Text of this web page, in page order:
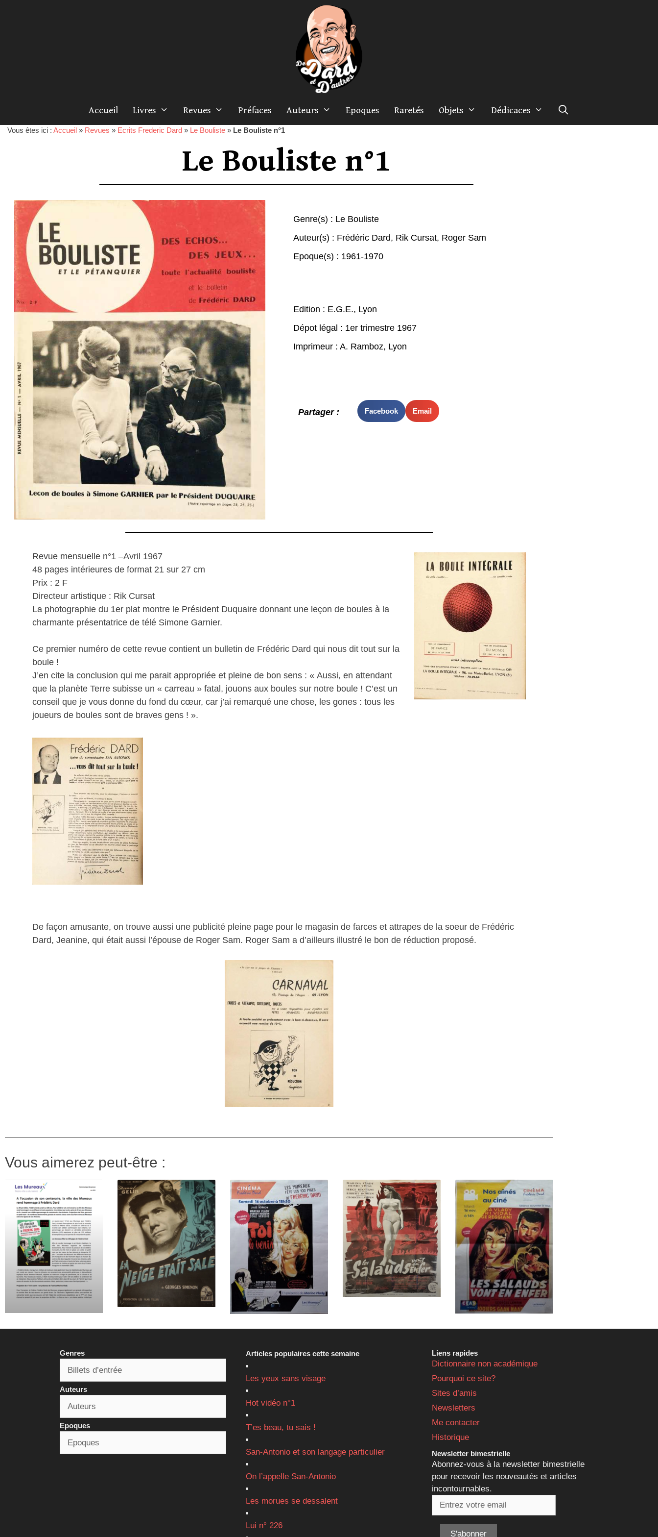
Accueil Livres Revues Préfaces Auteurs Epoques Raretés Objets Dédicaces
Vous êtes ici : Accueil » Revues » Ecrits Frederic Dard » Le Bouliste » Le Bouliste n°1
Le Bouliste n°1
Genre(s) : Le Bouliste
Auteur(s) : Frédéric Dard, Rik Cursat, Roger Sam
Epoque(s) : 1961-1970
Edition : E.G.E., Lyon
Dépot légal : 1er trimestre 1967
Imprimeur : A. Ramboz, Lyon
Partager : Facebook Email
Revue mensuelle n°1 –Avril 1967
48 pages intérieures de format 21 sur 27 cm
Prix : 2 F
Directeur artistique : Rik Cursat
La photographie du 1er plat montre le Président Duquaire donnant une leçon de boules à la
charmante présentatrice de télé Simone Garnier.
Ce premier numéro de cette revue contient un bulletin de Frédéric Dard qui nous dit tout sur la
boule !
J’en cite la conclusion qui me parait appropriée et pleine de bon sens : « Aussi, en attendant
que la planète Terre subisse un « carreau » fatal, jouons aux boules sur notre boule ! C’est un
conseil que je vous donne du fond du cœur, car j’ai remarqué une chose, les gones : tous les
joueurs de boules sont de braves gens ! ».
De façon amusante, on trouve aussi une publicité pleine page pour le magasin de farces et attrapes de la soeur de Frédéric
Dard, Jeanine, qui était aussi l’épouse de Roger Sam. Roger Sam a d’ailleurs illustré le bon de réduction proposé.
Vous aimerez peut-être :
Genres
Auteurs
Epoques
Articles populaires cette semaine
Les yeux sans visage
Hot vidéo n°1
T’es beau, tu sais !
San-Antonio et son langage particulier
On l’appelle San-Antonio
Les morues se dessalent
Lui n° 226
Liens rapides
Dictionnaire non académique
Pourquoi ce site?
Sites d’amis
Newsletters
Me contacter
Historique
Newsletter bimestrielle
Abonnez-vous à la newsletter bimestrielle
pour recevoir les nouveautés et articles
incontournables.